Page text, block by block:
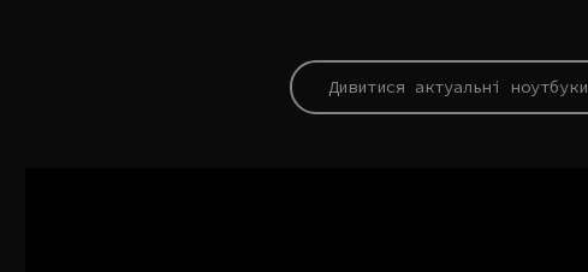
Дивитися актуальні ноутбуки